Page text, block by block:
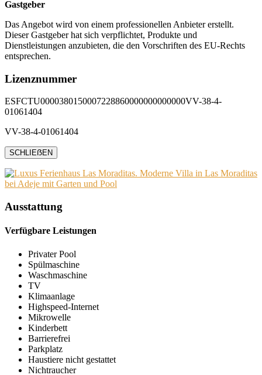
Gastgeber
Das Angebot wird von einem professionellen Anbieter erstellt.
Dieser Gastgeber hat sich verpflichtet, Produkte und
Dienstleistungen anzubieten, die den Vorschriften des EU-Rechts
entsprechen.
Lizenznummer
ESFCTU0000380150007228860000000000000VV-38-4-
01061404
VV-38-4-01061404
SCHLIEẞEN
Ausstattung
Verfügbare Leistungen
Privater Pool
Spülmaschine
Waschmaschine
TV
Klimaanlage
Highspeed-Internet
Mikrowelle
Kinderbett
Barrierefrei
Parkplatz
Haustiere nicht gestattet
Nichtraucher